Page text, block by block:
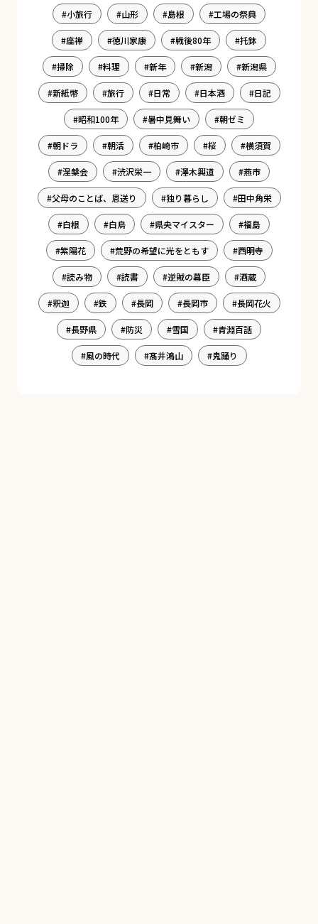
小旅行 山形 島根 工場の祭典
座禅 徳川家康 戦後80年 托鉢
掃除 料理 新年 新潟 新潟県
新紙幣 旅行 日常 日本酒 日記
昭和100年 暑中見舞い 朝ゼミ
朝ドラ 朝活 柏崎市 桜 横須賀
涅槃会 渋沢栄一 澤木興道 燕市
父母のことば、恩送り 独り暮らし 田中角栄
白根 白鳥 県央マイスター 福島
紫陽花 荒野の希望に光をともす 西明寺
読み物 読書 逆賊の幕臣 酒蔵
釈迦 鉄 長岡 長岡市 長岡花火
長野県 防災 雪国 青淵百話
風の時代 髙井鴻山 鬼踊り